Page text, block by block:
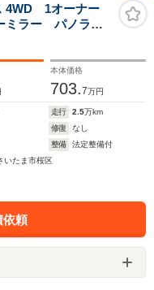
4WD 1オーナー
ミラー パノラマ
オレンジキャリ
ター/クーラー
本体価格
703.7万円
走行 2.5万km
修復
なし
整備
法定整備付
いたま市桜区
依頼